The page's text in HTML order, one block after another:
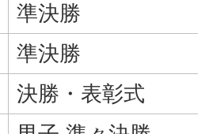
準決勝
準決勝
決勝・表彰式